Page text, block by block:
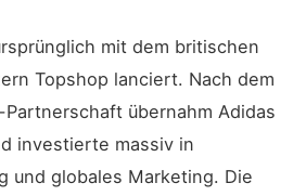
mit dem britischen
Topshop lanciert. Nach dem
übernahm Adidas
investierte massiv in
und globales Marketing. Die